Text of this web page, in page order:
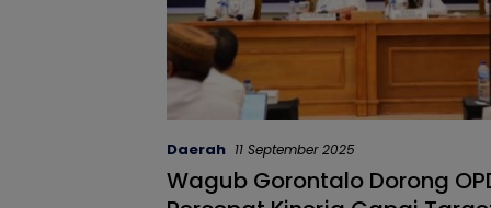
Daerah 11 September 2025
Wagub Gorontalo Dorong